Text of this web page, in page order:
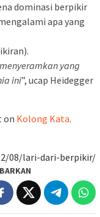
dominasi berpikir
apa yang
yang
ini”, ucap Heidegger
on Kolong Kata.
08/lari-dari-berpikir/